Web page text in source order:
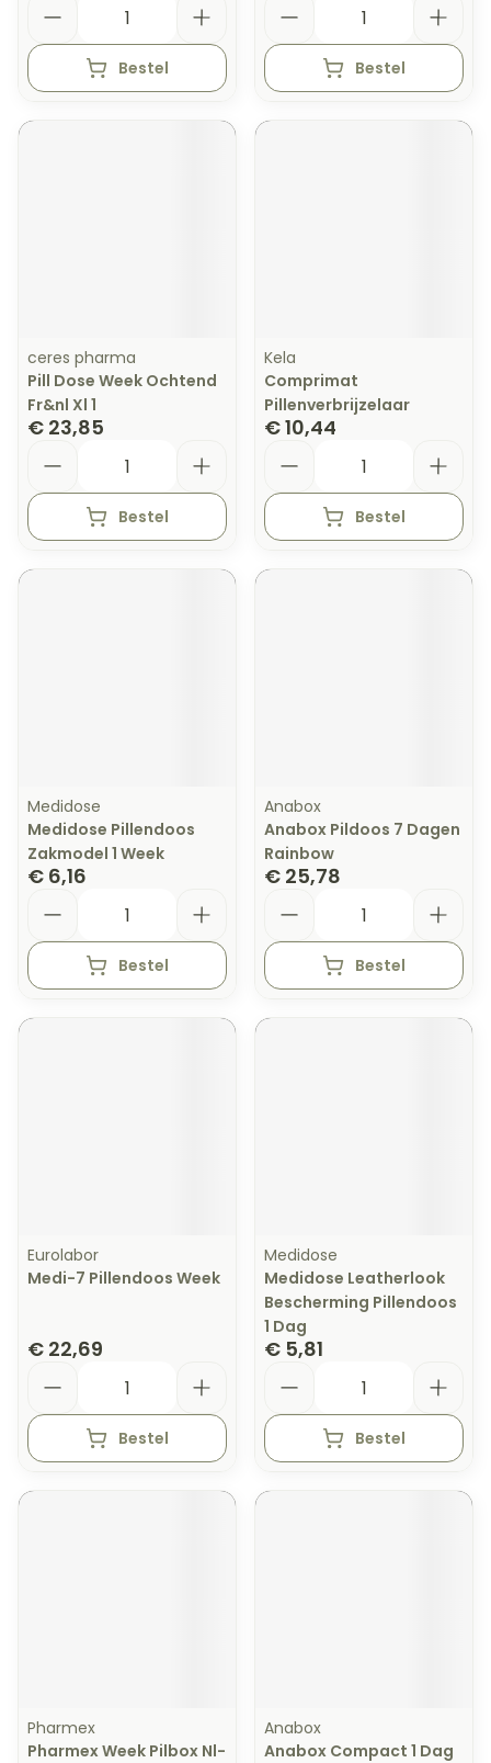
Bestel Bestel
ceres pharma
Pill Dose Week Ochtend
Fr&nl Xl 1
€ 23,85
Bestel
Kela
Comprimat
Pillenverbrijzelaar
€ 10,44
Bestel
Medidose
Medidose Pillendoos
Zakmodel 1 Week
€ 6,16
Bestel
Anabox
Anabox Pildoos 7 Dagen
Rainbow
€ 25,78
Bestel
Eurolabor
Medi-7 Pillendoos Week
€ 22,69
Bestel
Medidose
Medidose Leatherlook
Bescherming Pillendoos
1 Dag
€ 5,81
Bestel
Pharmex
Pharmex Week Pilbox Nl-
Anabox
Anabox Compact 1 Dag